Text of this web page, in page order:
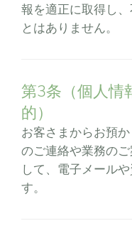
報を適正に取得し
とはありません。
第3条（個人情
的）
お客さまからお預
のご連絡や業務の
して、電子メール
す。